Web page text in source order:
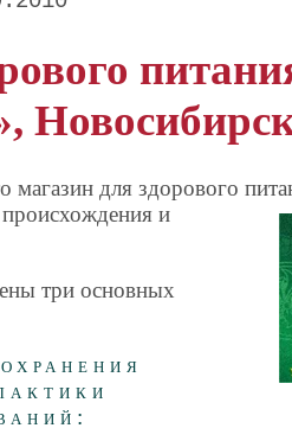
для здорового
и
три основных